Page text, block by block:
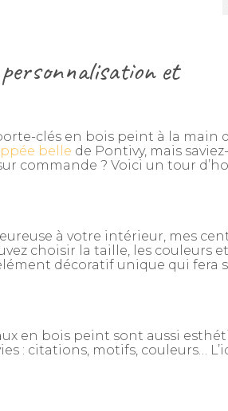
et
clés en bois peint à la main
belle de Pontivy, mais
commande ? Voici un tour
à votre intérieur, mes
choisir la taille, les couleurs et
décoratif unique qui fera
en bois peint sont aussi
: citations, motifs, couleurs…